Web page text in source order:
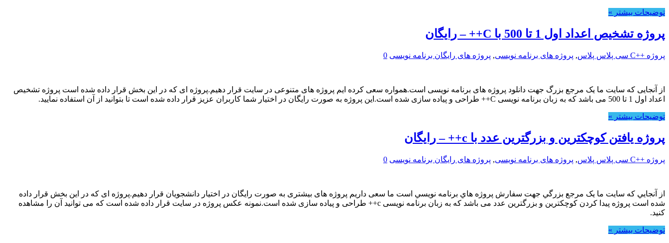
توضیحات بیشتر »
پروژه تشخیص اعداد اول 1 تا 500 با C++ – رایگان
پروژه ++C سی پلاس پلاس , پروژه های برنامه نویسی, پروژه های رایگان برنامه نویسی 0
از آنجایی که سایت ما یک مرجع بزرگ جهت دانلود پروژه های برنامه نویسی است.همواره سعی کرده ایم پروژه های متنوعی در سایت قرار دهیم.پروژه ای که در این بخش قرار داده شده است پروژه تشخیص
اعداد اول 1 تا 500 می باشد که به زبان برنامه نویسی C++ طراحی و پیاده سازی شده است.این پروژه به صورت رایگان در اختیار شما کاربران عزیز قرار داده شده است تا بتوانید از آن استفاده نمایید.
توضیحات بیشتر »
پروژه یافتن کوچکترین و بزرگترین عدد با c++ – رایگان
پروژه ++C سی پلاس پلاس , پروژه های برنامه نویسی, پروژه های رایگان برنامه نویسی 0
از آنجايي که سايت ما يک مرجع بزرگي جهت سفارش پروژه هاي برنامه نويسي است ما سعی داریم پروژه های بیشتری به صورت رایگان در اختیار دانشجویان قرار دهیم.پروژه ای که در این بخش قرار داده
شده است پروژه پیدا کردن کوچکترین و بزرگترین عدد می باشد که به زبان برنامه نویسی c++ طراحی و پیاده سازی شده است.نمونه عکس پروژه در سایت قرار داده شده است که می توانید آن را مشاهده
کنید.
توضیحات بیشتر »